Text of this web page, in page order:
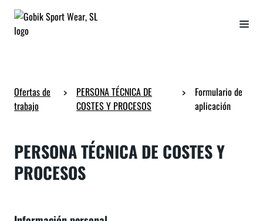
Ofertas de
trabajo
>
PERSONA TÉCNICA DE
COSTES Y PROCESOS
>
Formulario de
aplicación
PERSONA TÉCNICA DE COSTES Y
PROCESOS